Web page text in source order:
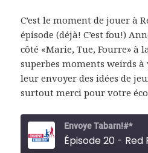
C’est le moment de jouer à
épisode (déjà! C’est fou!)
côté «Marie, Tue, Fourre» à
superbes moments weirds à
leur envoyer des idées de
surtout merci pour votre
Envoye Tabarn!#*